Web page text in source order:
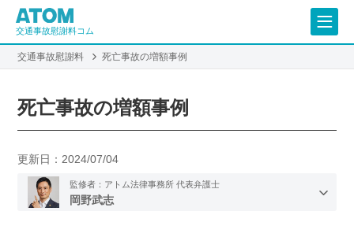
交通事故慰謝料コム
交通事故慰謝料 死亡事故の増額事例
死亡事故の増額事例
更新日： 2024/07/04
監修者：アトム法律事務所 代表弁護士
岡野武志